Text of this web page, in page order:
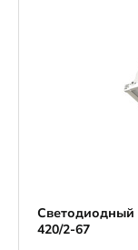
420/2-67